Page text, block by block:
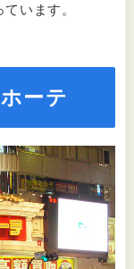
います。
ーテ